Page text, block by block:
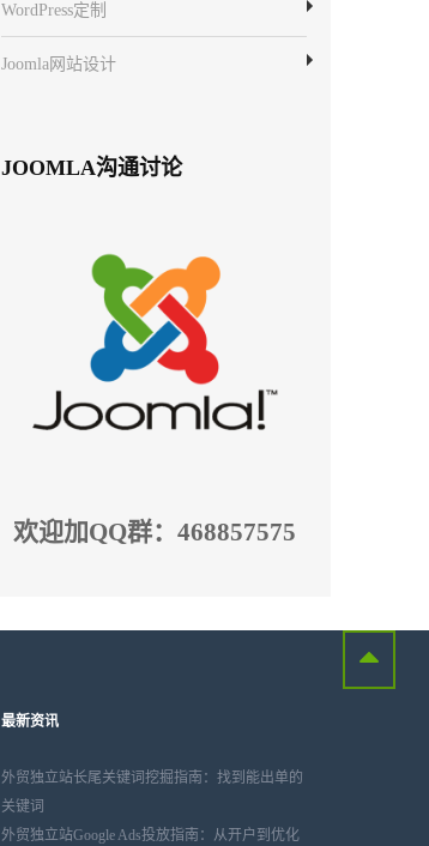
WordPress定制
Joomla网站设计
JOOMLA沟通讨论
欢迎加QQ群：468857575
最新资讯
外贸独立站长尾关键词挖掘指南：找到能出单的
关键词
外贸独立站Google Ads投放指南：从开户到优化